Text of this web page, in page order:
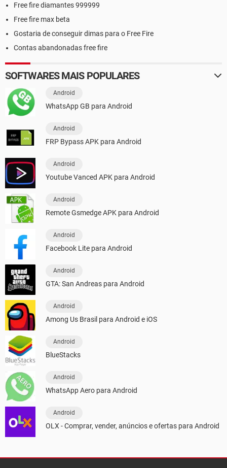
Free fire diamantes 999999
Free fire max beta
Gostaria de conseguir dimas para o Free Fire
Contas abandonadas free fire
SOFTWARES MAIS POPULARES
Android
WhatsApp GB para Android
Android
FRP Bypass APK para Android
Android
Youtube Vanced APK para Android
Android
Remote Gsmedge APK para Android
Android
Facebook Lite para Android
Android
GTA: San Andreas para Android
Android
Among Us Brasil para Android e iOS
Android
BlueStacks
Android
WhatsApp Aero para Android
Android
OLX - Comprar, vender, anúncios e ofertas para Android